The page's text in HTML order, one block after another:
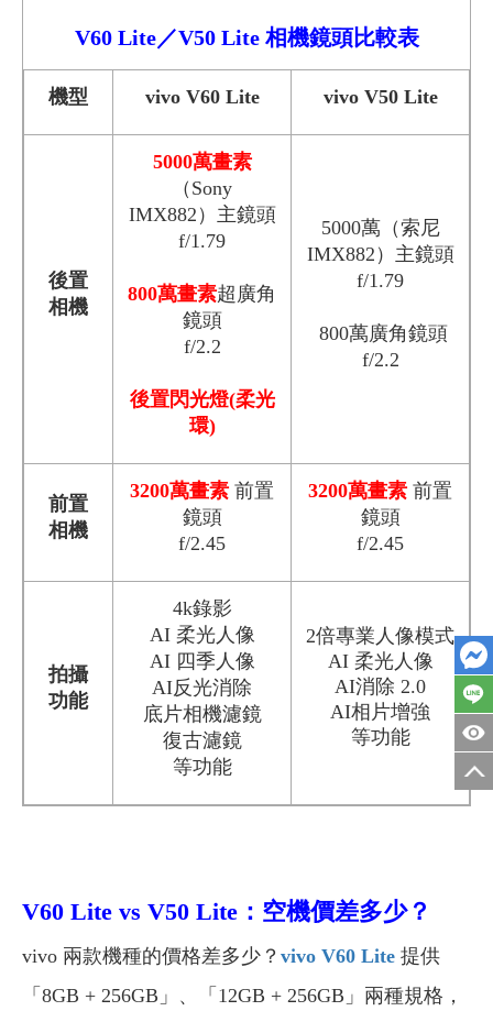
V60 Lite／V50 Lite 相機鏡頭比較表
機型 vivo V60 Lite vivo V50 Lite
後置
相機
5000萬畫素
（Sony
IMX882）主鏡頭
f/1.79
800萬畫素超廣角
鏡頭
f/2.2
後置閃光燈(柔光
環)
5000萬（索尼
IMX882）主鏡頭
f/1.79
800萬廣角鏡頭
f/2.2
前置
相機
3200萬畫素 前置
鏡頭
f/2.45
3200萬畫素 前置
鏡頭
f/2.45
拍攝
功能
4k錄影
AI 柔光人像
AI 四季人像
AI反光消除
底片相機濾鏡
復古濾鏡
等功能
2倍專業人像模式
AI 柔光人像
AI消除 2.0
AI相片增強
等功能
V60 Lite vs V50 Lite：空機價差多少？
vivo 兩款機種的價格差多少？ vivo V60 Lite 提供
「8GB + 256GB」、「12GB + 256GB」兩種規格，